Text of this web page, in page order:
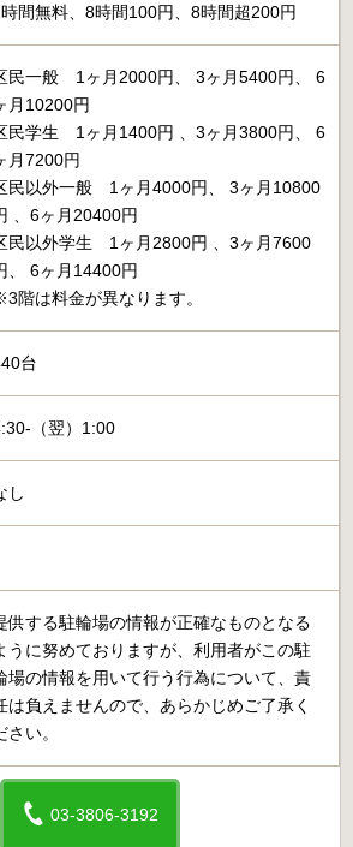
間無料、8時間100円、8時間超200円
民一般 1ヶ月2000円、 3ヶ月5400円、 6
月10200円
民学生 1ヶ月1400円 、3ヶ月3800円、 6
月7200円
民以外一般 1ヶ月4000円、 3ヶ月10800
、6ヶ月20400円
民以外学生 1ヶ月2800円 、3ヶ月7600
、 6ヶ月14400円
階は料金が異なります。
台
（翌）1:00
し
供する駐輪場の情報が正確なものとなる
うに努めておりますが、利用者がこの駐
場の情報を用いて行う行為について、責
は負えませんので、あらかじめご了承く
さい。
03-3806-3192